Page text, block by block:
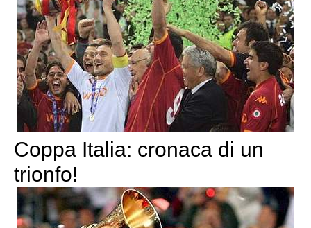
Coppa Italia: cronaca di un
trionfo!